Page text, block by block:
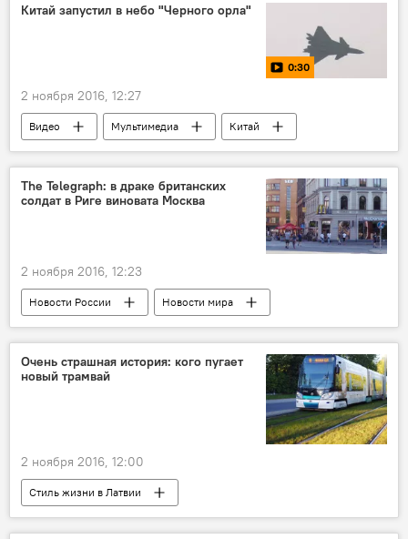
Китай запустил в небо "Черного орла"
0:30
2 ноября 2016, 12:27
Видео Мультимедиа
Китай
Chengdu J-20
истребитель
военная техника
The Telegraph: в драке британских
солдат в Риге виновата Москва
2 ноября 2016, 12:23
Новости России
Новости мира
Новости Латвии
Рига
The Telegraph
НАТО
драка
провокация
Инцидент между солдатом НАТО и парнем в Риге
Очень страшная история: кого пугает
новый трамвай
2 ноября 2016, 12:00
Стиль жизни в Латвии
Новости политики Латвии
Рига